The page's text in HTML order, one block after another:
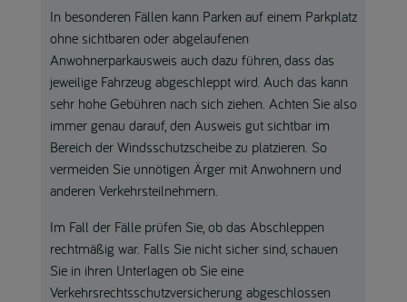
In besonderen Fällen kann Parken auf einem Parkplatz
ohne sichtbaren oder abgelaufenen
Anwohnerparkausweis auch dazu führen, dass das
jeweilige Fahrzeug abgeschleppt wird. Auch das kann
sehr hohe Gebühren nach sich ziehen. Achten Sie also
immer genau darauf, den Ausweis gut sichtbar im
Bereich der Windsschutzscheibe zu platzieren. So
vermeiden Sie unnötigen Ärger mit Anwohnern und
anderen Verkehrsteilnehmern.
Im Fall der Fälle prüfen Sie, ob das Abschleppen
rechtmäßig war. Falls Sie nicht sicher sind, schauen
Sie in ihren Unterlagen ob Sie eine
Verkehrsrechtsschutzversicherung abgeschlossen